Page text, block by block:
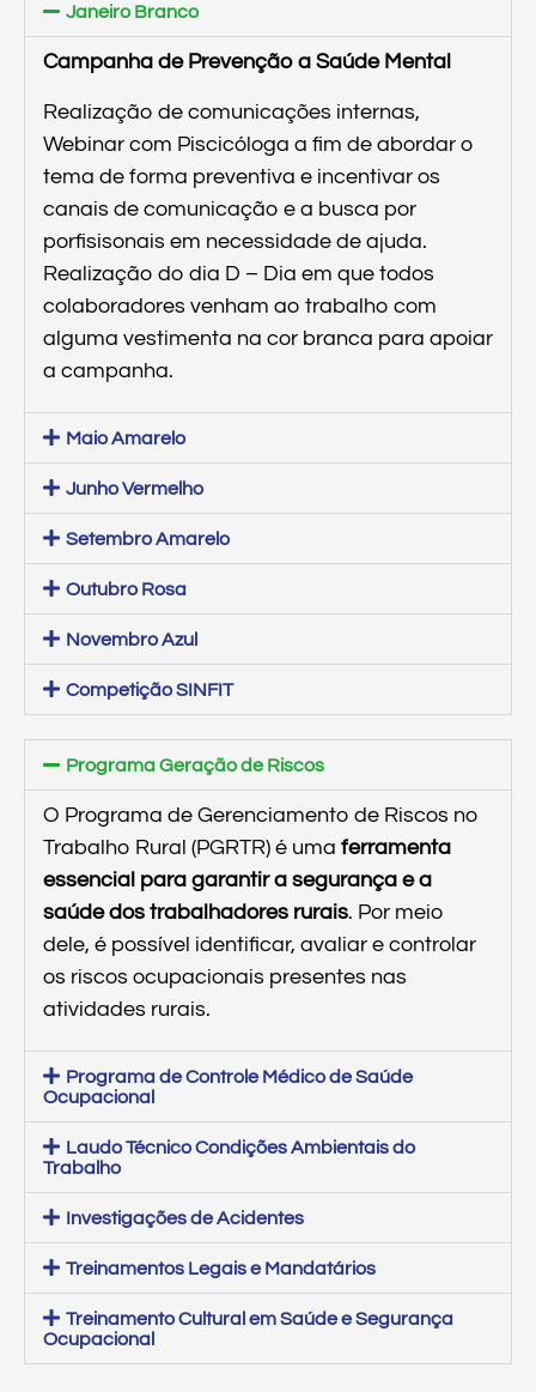
Janeiro Branco
Campanha de Prevenção a Saúde Mental
Realização de comunicações internas,
Webinar com Piscicóloga a fim de abordar o
tema de forma preventiva e incentivar os
canais de comunicação e a busca por
porfisisonais em necessidade de ajuda.
Realização do dia D – Dia em que todos
colaboradores venham ao trabalho com
alguma vestimenta na cor branca para apoiar
a campanha.
Maio Amarelo
Junho Vermelho
Setembro Amarelo
Outubro Rosa
Novembro Azul
Competição SINFIT
Programa Geração de Riscos
O Programa de Gerenciamento de Riscos no
Trabalho Rural (PGRTR) é uma ferramenta
essencial para garantir a segurança e a
saúde dos trabalhadores rurais. Por meio
dele, é possível identificar, avaliar e controlar
os riscos ocupacionais presentes nas
atividades rurais.
Programa de Controle Médico de Saúde
Ocupacional
Laudo Técnico Condições Ambientais do
Trabalho
Investigações de Acidentes
Treinamentos Legais e Mandatários
Treinamento Cultural em Saúde e Segurança
Ocupacional